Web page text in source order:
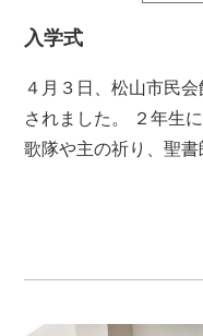
入学式
４月３日、松山市民
されました。 ２年生
歌隊や主の祈り、聖